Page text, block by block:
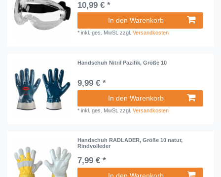
10,99 € *
In den Warenkorb
*inkl. ges. MwSt. zzgl.Versandkosten
Handschuh Nitril Pazifik, Größe 10
9,99 € *
In den Warenkorb
*inkl. ges. MwSt. zzgl.Versandkosten
Handschuh RADLADER, Größe 10 natur,
Rindvolleder
7,99 € *